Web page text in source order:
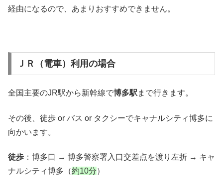
経由になるので、あまりおすすめできません。
ＪＲ（電車）利用の場合
全国主要のJR駅から新幹線で博多駅まで行きます。
その後、徒歩 or バス or タクシーでキャナルシティ博多に
向かいます。
徒歩 ：博多口 → 博多警察署入口交差点を渡り左折 → キャ
ナルシティ博多（約10分）